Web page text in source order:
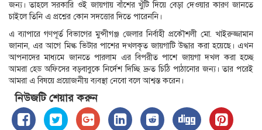
জন্য। তাহলে সরকারি ওই জায়গায় বাঁশের খুঁটি দিয়ে বেড়া দেওয়ার কারণ জানতে
চাইলে তিনি এ প্রশ্নের কোন সদত্তোর দিতে পারেননি।
এ ব্যাপারে গণপূর্ত বিভাগের মুন্সীগঞ্জ জেলার নির্বাহী প্রকৌশলী মো. খাইরুজ্জামান
জানান, এর আগে মিল্ক ভিটার পাশের দখলকৃত জায়গাটি উদ্ধার করা হয়েছে। এখন
আপনাদের মাধ্যমে জানতে পারলাম এর বিপরীত পাশে জায়গা দখল করা হচ্ছে
আমরা হেড অফিসের বড়বাবুকে নির্দেশ দিচ্ছি দ্রুত চিঠি পাঠানোর জন্য। তার পরেই
আমরা এ বিষয়ে প্রয়োজনীয় ব্যবস্থা নেবো বলে আশ্বস্ত করেন।
নিউজটি শেয়ার করুন